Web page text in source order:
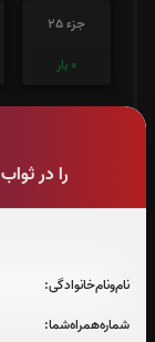
را در
نام‌و‌نام‌خانوادگی:
شماره‌همراه‌شما:
جزء 25
0 بار
بار